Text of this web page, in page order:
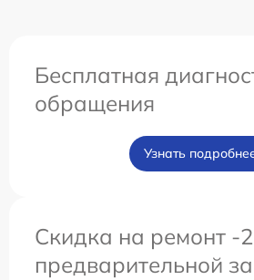
Бесплатная
обращения
Узнать
Скидка на ремонт -
предварительной